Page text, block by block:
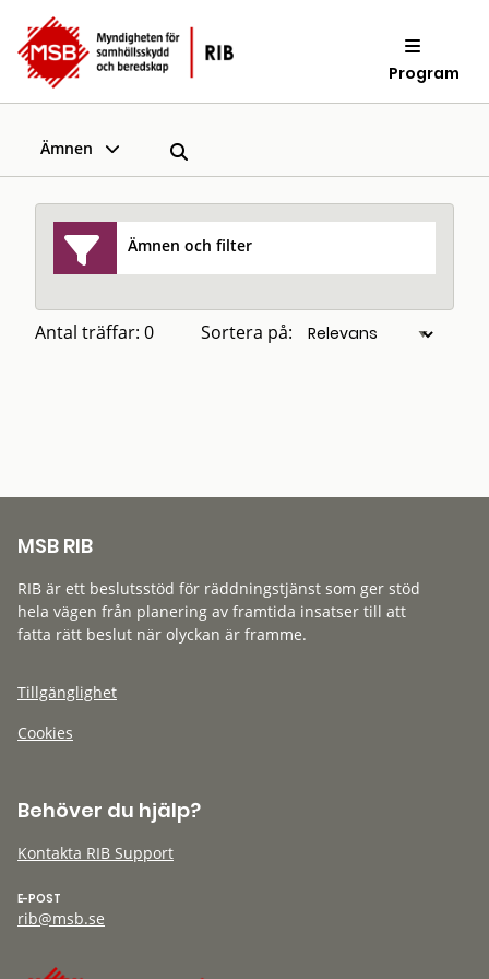
Program
Ämnen
Ämnen och filter
Antal träffar: 0 Sortera på:
MSB RIB
RIB är ett beslutsstöd för räddningstjänst som ger stöd
hela vägen från planering av framtida insatser till att
fatta rätt beslut när olyckan är framme.
Tillgänglighet
Cookies
Behöver du hjälp?
Kontakta RIB Support
E-POST
rib@msb.se